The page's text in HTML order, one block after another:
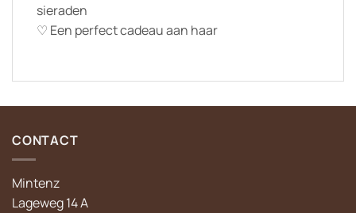
sieraden
♡ Een perfect cadeau aan haar
CONTACT
Mintenz
Lageweg 14 A